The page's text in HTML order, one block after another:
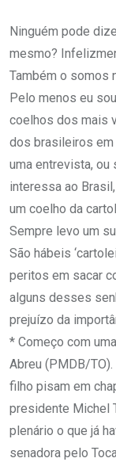
Ninguém pode
mesmo?
Também o somos
Pelo menos eu
coelhos dos mais
dos brasileiros
uma entrevista, ou
interessa ao
um coelho da
Sempre levo um
São hábeis
peritos em sacar
alguns desses
prejuízo da
* Começo com
Abreu (PMDB/
filho pisam em
presidente Michel
plenário o que já
senadora pelo